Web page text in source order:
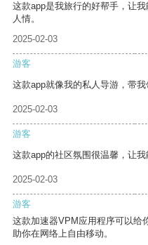
这款app是我旅行的好帮手，让
人情。
2025-02-03
游客
这款app就像我的私人导游，带我
2025-02-03
游客
这款app的社区氛围很温馨，让我
2025-02-03
游客
这款加速器VPM应用程序可以给
助你在网络上自由移动。